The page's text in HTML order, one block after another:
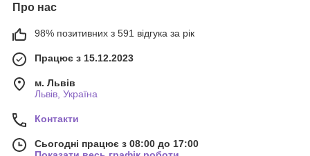
Про нас
98% позитивних з 591 відгука за рік
Працює з 15.12.2023
м. Львів
Львів, Україна
Контакти
Сьогодні працює з 08:00 до 17:00